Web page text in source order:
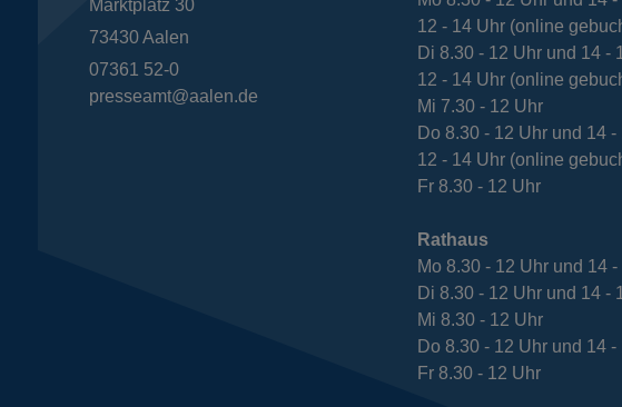
Marktplatz 30
73430 Aalen
07361 52-0
presseamt@aalen.de
12 - 14 Uhr (online
Di 8.30 - 12 Uhr und 14 -
12 - 14 Uhr (online
Mi 7.30 - 12 Uhr
Do 8.30 - 12 Uhr und 14 -
12 - 14 Uhr (online
Fr 8.30 - 12 Uhr
Rathaus
Mo 8.30 - 12 Uhr und 14
Di 8.30 - 12 Uhr und 14 -
Mi 8.30 - 12 Uhr
Do 8.30 - 12 Uhr und 14 -
Fr 8.30 - 12 Uhr